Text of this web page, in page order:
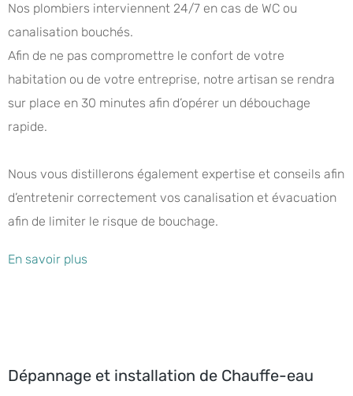
Nos plombiers interviennent 24/7 en cas de WC ou
canalisation bouchés.
Afin de ne pas compromettre le confort de votre
habitation ou de votre entreprise, notre artisan se rendra
sur place en 30 minutes afin d’opérer un débouchage
rapide.
Nous vous distillerons également expertise et conseils afin
d’entretenir correctement vos canalisation et évacuation
afin de limiter le risque de bouchage.
En savoir plus
Dépannage et installation de Chauffe-eau